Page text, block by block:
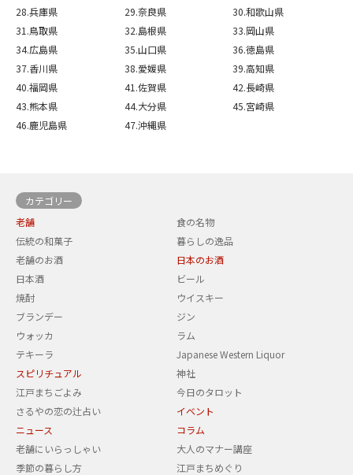
28.兵庫県
29.奈良県
30.和歌山県
31.鳥取県
32.島根県
33.岡山県
34.広島県
35.山口県
36.徳島県
37.香川県
38.愛媛県
39.高知県
40.福岡県
41.佐賀県
42.長崎県
43.熊本県
44.大分県
45.宮崎県
46.鹿児島県
47.沖縄県
カテゴリー
老舗
食の名物
伝統の和菓子
暮らしの逸品
老舗のお酒
日本のお酒
日本酒
ビール
焼酎
ウイスキー
ブランデー
ジン
ウォッカ
ラム
テキーラ
Japanese Western Liquor
スピリチュアル
神社
江戸まちごよみ
今日のタロット
さるやの恋の辻占い
イベント
ニュース
コラム
老舗にいらっしゃい
大人のマナー講座
季節の暮らし方
江戸まちめぐり